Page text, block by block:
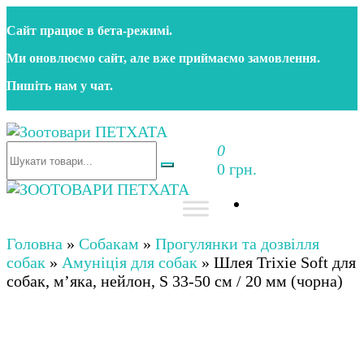
до
контенту
Сайт працює в бета‑режимі.
Ми оновлюємо сайт, але вже приймаємо замовлення.
Пишіть нам у чат.
Зоотовари ПЕТХАТА
Зоомагазин для собак та котів | Корм, іграшки,
аксесуари та догляд за тваринами. Доставка по
0
0 грн.
аксесуари та догляд за тваринами. Доставка по
Україні
Головна » Собакам » Прогулянки та дозвілля
собак » Амуніція для собак » Шлея Trixie Soft для
собак, м’яка, нейлон, S 33-50 см / 20 мм (чорна)